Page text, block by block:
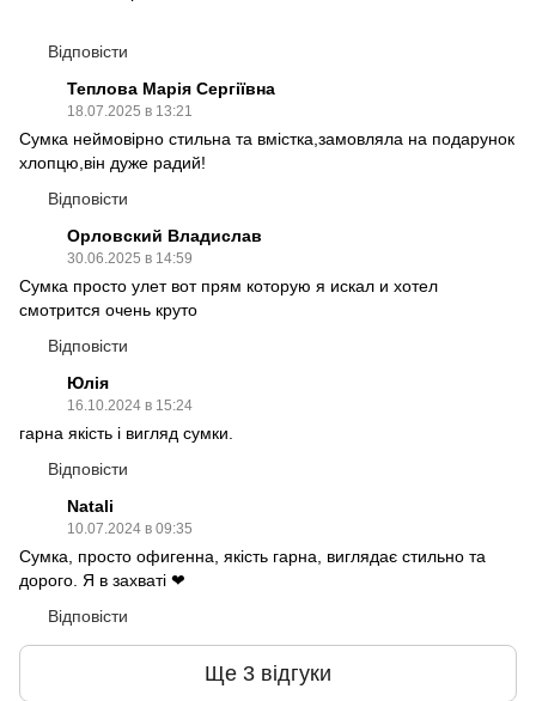
Відповісти
Теплова Марія Сергіївна
18.07.2025 в 13:21
Сумка неймовірно стильна та вмістка,замовляла на подарунок
хлопцю,він дуже радий!
Відповісти
Орловский Владислав
30.06.2025 в 14:59
Сумка просто улет вот прям которую я искал и хотел
смотрится очень круто
Відповісти
Юлія
16.10.2024 в 15:24
гарна якість і вигляд сумки.
Відповісти
Natali
10.07.2024 в 09:35
Сумка, просто офигенна, якість гарна, виглядає стильно та
дорого. Я в захваті ❤
Відповісти
Ще 3 відгуки